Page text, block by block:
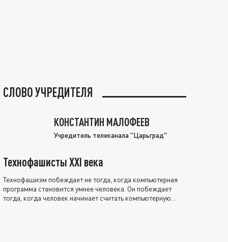
СЛОВО УЧРЕДИТЕЛЯ
КОНСТАНТИН МАЛОФЕЕВ
Учредитель телеканала "Царьград"
Технофашисты XXI века
Технофашизм побеждает не тогда, когда компьютерная
программа становится умнее человека. Он побеждает
тогда, когда человек начинает считать компьютерную